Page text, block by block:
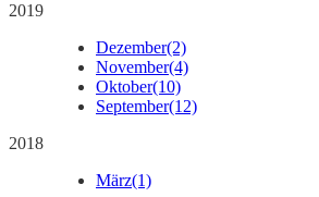
2019
Dezember(2)
November(4)
Oktober(10)
September(12)
2018
März(1)